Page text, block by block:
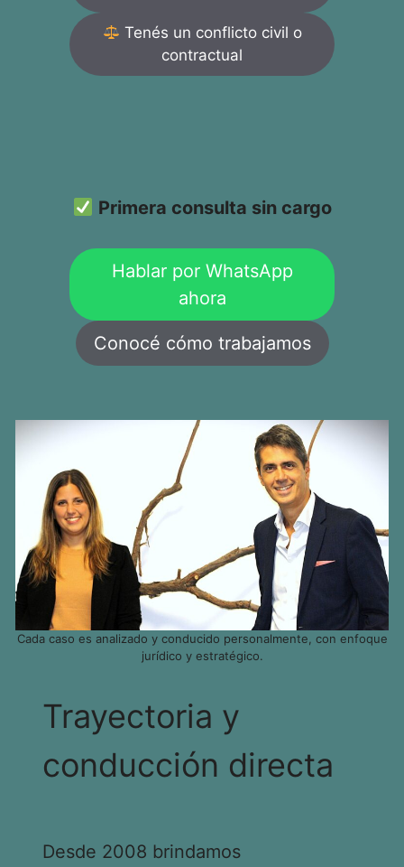
Tenés un conflicto civil o
contractual
Primera consulta sin cargo
Hablar por WhatsApp
ahora
Conocé cómo trabajamos
Cada caso es analizado y conducido personalmente, con enfoque
jurídico y estratégico.
Trayectoria y
conducción directa
Desde 2008 brindamos